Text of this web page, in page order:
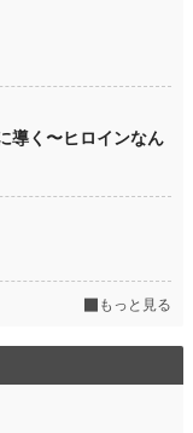
導く〜ヒロインなん
もっと見る